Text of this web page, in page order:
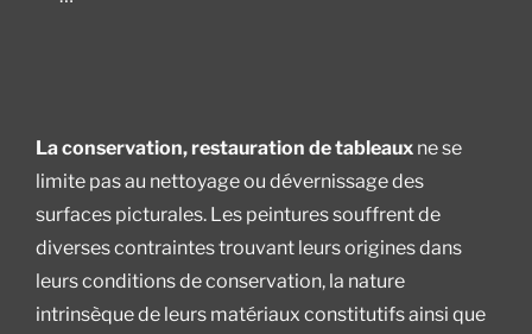
La conservation, restauration de tableaux ne se
limite pas au nettoyage ou dévernissage des
surfaces picturales. Les peintures souffrent de
diverses contraintes trouvant leurs origines dans
leurs conditions de conservation, la nature
intrinsèque de leurs matériaux constitutifs ainsi que